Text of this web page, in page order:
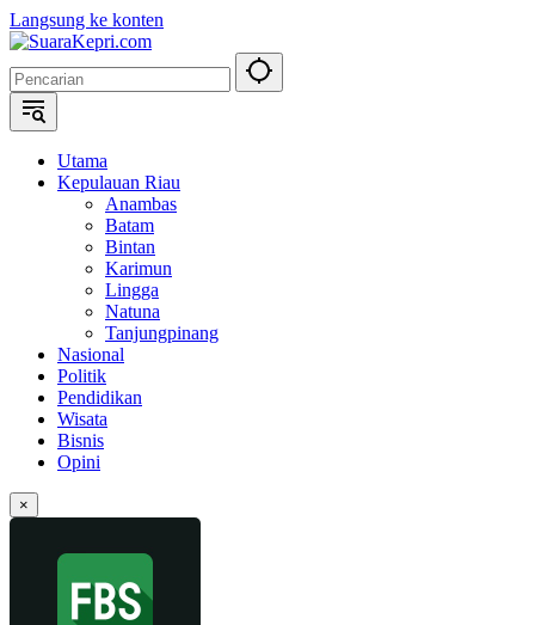
Langsung ke konten
Utama
Kepulauan Riau
Anambas
Batam
Bintan
Karimun
Lingga
Natuna
Tanjungpinang
Nasional
Politik
Pendidikan
Wisata
Bisnis
Opini
×